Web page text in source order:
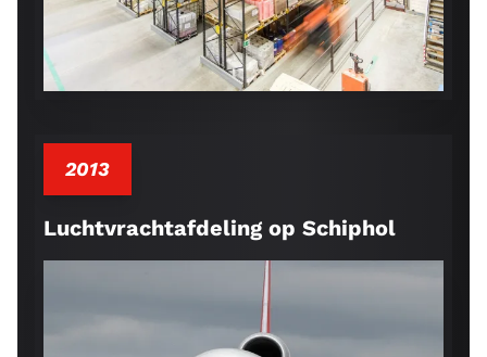
2013
Luchtvrachtafdeling op Schiphol